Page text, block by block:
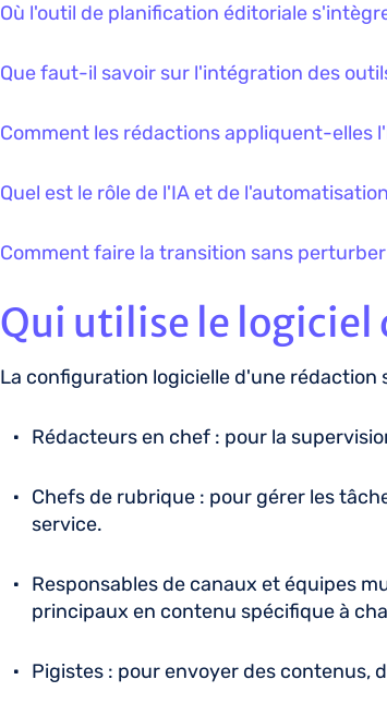
Où l'outil de planification éditoriale
Que faut-il savoir sur l'intégration des
Comment les rédactions appliquent-elles
Quel est le rôle de l'IA et de
Comment faire la transition sans
Qui utilise le logiciel
La configuration logicielle d'une rédaction
Rédacteurs en chef : pour la
Chefs de rubrique : pour gérer les
service.
Responsables de canaux et équipes
principaux en contenu spécifique à
Pigistes : pour envoyer des contenus,